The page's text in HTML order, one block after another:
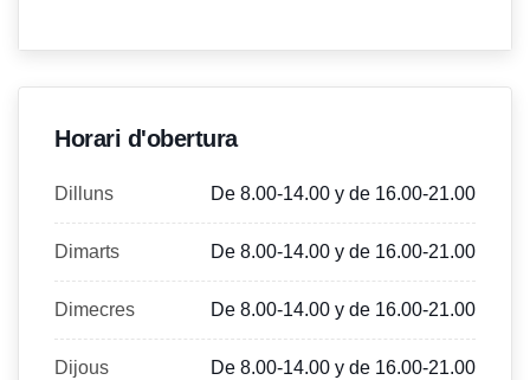
Horari d'obertura
Dilluns De 8.00-14.00 y de 16.00-21.00
Dimarts De 8.00-14.00 y de 16.00-21.00
Dimecres De 8.00-14.00 y de 16.00-21.00
Dijous De 8.00-14.00 y de 16.00-21.00